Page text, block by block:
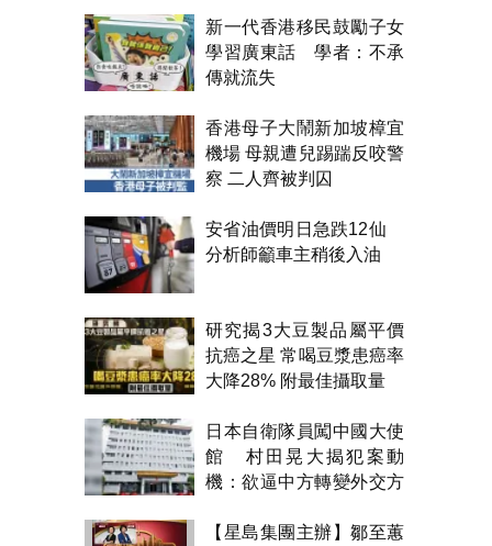
新一代香港移民鼓勵子女
學習廣東話 學者：不承
傳就流失
香港母子大鬧新加坡樟宜
機場 母親遭兒踢踹反咬警
察 二人齊被判囚
安省油價明日急跌12仙
分析師籲車主稍後入油
研究揭3大豆製品屬平價
抗癌之星 常喝豆漿患癌率
大降28% 附最佳攝取量
日本自衛隊員闖中國大使
館 村田晃大揭犯案動
機：欲逼中方轉變外交方
【星島集團主辦】鄒至蕙